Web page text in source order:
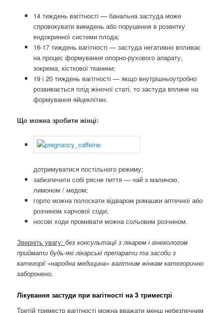
14 тиждень вагітності — банальна застуда може
спровокувати викидень або порушення в розвитку
ендокринної системи плода;
16-17 тиждень вагітності — застуда негативно впливає
на процес формування опорно-рухового апарату,
зокрема, кісткової тканини;
19 і 20 тиждень вагітності — якщо внутрішньоутробно
розвивається плід жіночої статі, то застуда вплине на
формування яйцеклітин.
Що можна зробити жінці:
дотримуватися постільного режиму;
забезпечити собі рясне пиття — чай ​​з малиною,
лимоном / медом;
горло можна полоскати відваром ромашки аптечної або
розчином харчової соди;
носові ходи промивати можна сольовим розчином.
Зверніть увагу:без консультації з лікарем і гінекологом
приймати будь-які лікарські препарати та засоби з
категорії «народна медицина» вагітним жінкам категорично
заборонено.
Лікування застуди при вагітності на 3 триместрі
Третій триместр вагітності можна вважати менш небезпечним